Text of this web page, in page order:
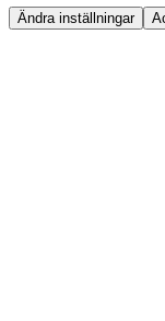
Ändra inställningar